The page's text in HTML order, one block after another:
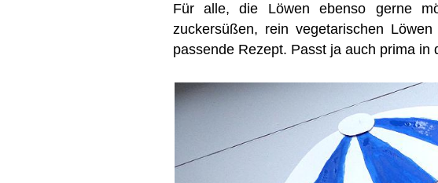
Für alle, die Löwen ebenso gerne
zuckersüßen, rein vegetarischen
passende Rezept. Passt ja auch prima in